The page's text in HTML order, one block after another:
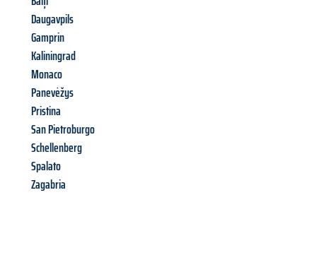
Daugavpils
Gamprin
Kaliningrad
Monaco
Panevėžys
Pristina
San Pietroburgo
Schellenberg
Spalato
Zagabria